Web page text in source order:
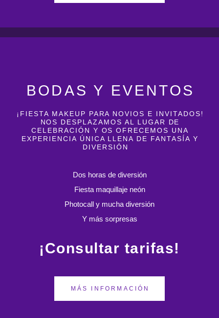
BODAS Y EVENTOS
¡FIESTA MAKEUP PARA NOVIOS E INVITADOS!
NOS DESPLAZAMOS AL LUGAR DE
CELEBRACIÓN Y OS OFRECEMOS UNA
EXPERIENCIA ÚNICA LLENA DE FANTASÍA Y
DIVERSIÓN
Dos horas de diversión
Fiesta maquillaje neón
Photocall y mucha diversión
Y más sorpresas
¡Consultar tarifas!
MÁS INFORMACIÓN